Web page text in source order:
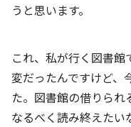
うと思います。
これ、私が行く図書
変だったんですけど、
た。図書館の借りら
なるべく読み終えたい